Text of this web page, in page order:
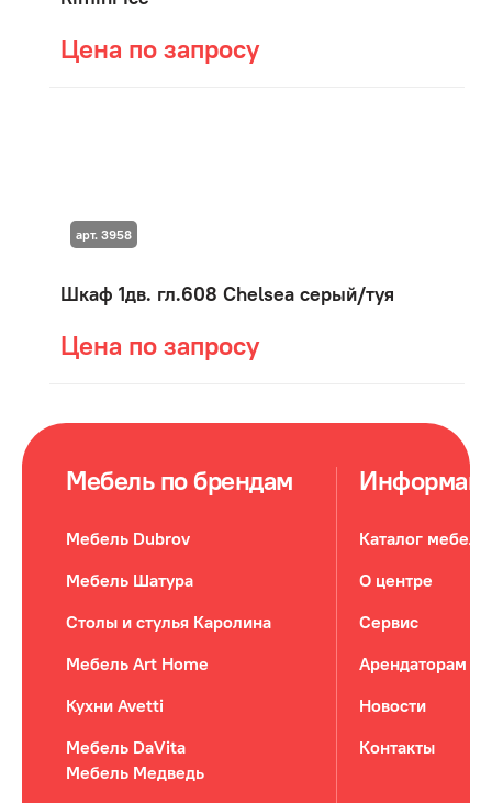
Цена по запросу
Шкаф 1дв. гл.608 Chelsea серый/туя
Цена по запросу
арт. 3958
Мебель по брендам
Мебель Dubrov
Мебель Шатура
Столы и стулья Каролина
Мебель Art Home
Кухни Avetti
Мебель DaVita
Мебель Медведь
Каталог мебели
О центре
Сервис
Арендаторам
Новости
Контакты